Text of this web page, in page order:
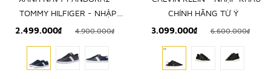
TOMMY HILFIGER - NHẬP
KHẨU CHÍNH HÃNG TỪ MỸ
2.499.000₫ 4.900.000₫
CHÍNH HÃNG TỪ Ý
3.099.000₫
6.600.000₫